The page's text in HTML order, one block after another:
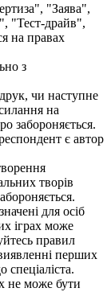
"Заява",
"Тест-драйв",
на правах
з
чи наступне
на
забороняється.
є автор
творів
для осіб
іграх може
правил
перших
спеціаліста.
не може бути